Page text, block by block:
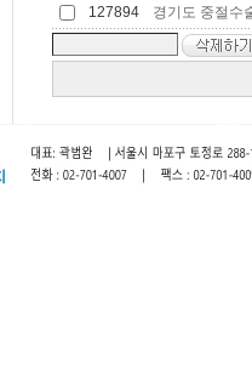
127894 경기도 중절수